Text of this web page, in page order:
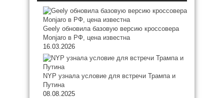
Geely обновила базовую версию кроссовера
Monjaro в РФ, цена известна
16.03.2026
NYP узнала условие для встречи Трампа и
Путина
08.08.2025